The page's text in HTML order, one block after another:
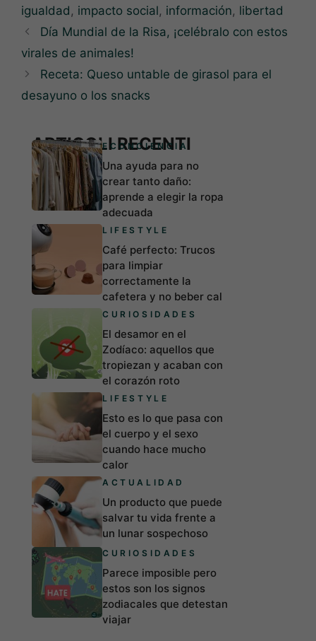
igualdad , impacto social, información, libertad
Día Mundial de la Risa, ¡celébralo con estos
virales de animales!
Receta: Queso untable de girasol para el
desayuno o los snacks
ARTICOLI RECENTI
ECONCIENCIA
Una ayuda para no
crear tanto daño:
aprende a elegir la ropa
adecuada
LIFESTYLE
Café perfecto: Trucos
para limpiar
correctamente la
cafetera y no beber cal
CURIOSIDADES
El desamor en el
Zodíaco: aquellos que
tropiezan y acaban con
el corazón roto
LIFESTYLE
Esto es lo que pasa con
el cuerpo y el sexo
cuando hace mucho
calor
ACTUALIDAD
Un producto que puede
salvar tu vida frente a
un lunar sospechoso
CURIOSIDADES
Parece imposible pero
estos son los signos
zodiacales que detestan
viajar